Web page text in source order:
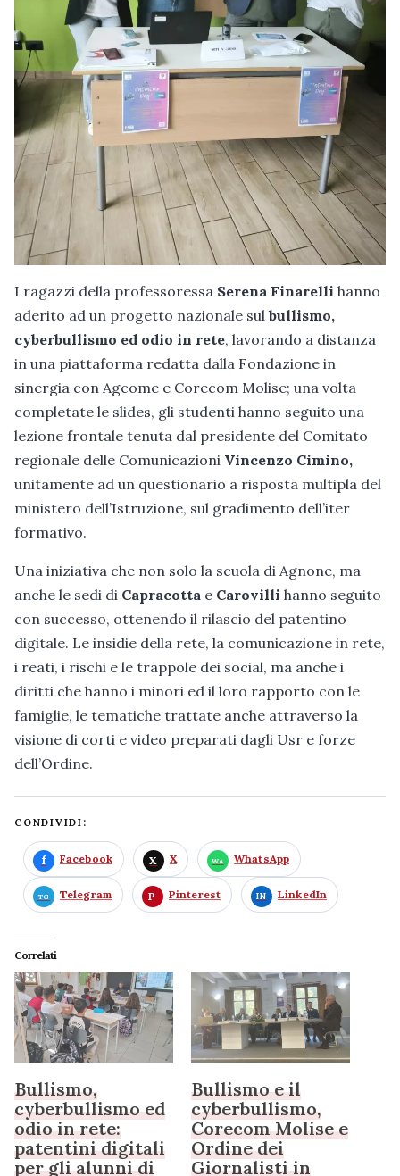
I ragazzi della professoressa Serena Finarelli hanno
aderito ad un progetto nazionale sul bullismo,
cyberbullismo ed odio in rete, lavorando a distanza
in una piattaforma redatta dalla Fondazione in
sinergia con Agcome e Corecom Molise; una volta
completate le slides, gli studenti hanno seguito una
lezione frontale tenuta dal presidente del Comitato
regionale delle Comunicazioni Vincenzo Cimino,
unitamente ad un questionario a risposta multipla del
ministero dell’Istruzione, sul gradimento dell’iter
formativo.
Una iniziativa che non solo la scuola di Agnone, ma
anche le sedi di Capracotta e Carovilli hanno seguito
con successo, ottenendo il rilascio del patentino
digitale. Le insidie della rete, la comunicazione in rete,
i reati, i rischi e le trappole dei social, ma anche i
diritti che hanno i minori ed il loro rapporto con le
famiglie, le tematiche trattate anche attraverso la
visione di corti e video preparati dagli Usr e forze
dell’Ordine.
CONDIVIDI:
Facebook X WhatsApp
Telegram Pinterest LinkedIn
Correlati
Bullismo,
cyberbullismo ed
odio in rete:
patentini digitali
per gli alunni di
Bullismo e il
cyberbullismo,
Corecom Molise e
Ordine dei
Giornalisti in